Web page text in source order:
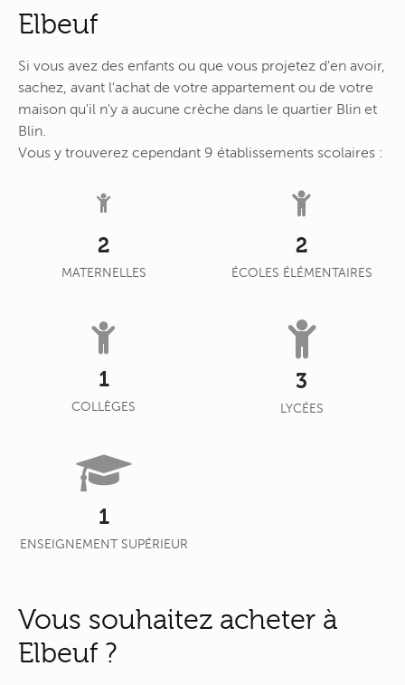
Elbeuf
Si vous avez des enfants ou que vous projetez d'en avoir,
sachez, avant l'achat de votre appartement ou de votre
maison qu'il n'y a aucune crèche dans le quartier Blin et
Blin.
Vous y trouverez cependant 9 établissements scolaires :
2
MATERNELLES
2
ÉCOLES ÉLÉMENTAIRES
1
COLLÈGES
3
LYCÉES
1
ENSEIGNEMENT SUPÉRIEUR
Vous souhaitez acheter à
Elbeuf ?